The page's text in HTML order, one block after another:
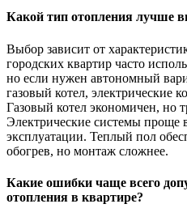
Какой тип отопления лучше
Выбор зависит от
городских квартир часто
но если нужен автономный
газовый котел, электрические
Газовый котел экономичен, но
Электрические системы проще
эксплуатации. Теплый пол
обогрев, но монтаж сложнее.
Какие ошибки чаще всего
отопления в квартире?